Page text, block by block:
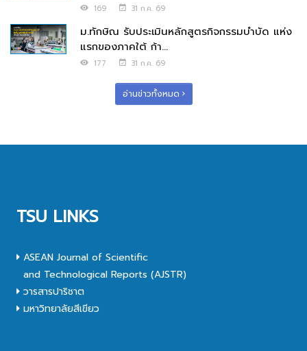
169 31 ก.ค. 69
ม.ทักษิณ รับประเมินหลักสูตรกิจกรรมบำบัด แห่ง
แรกของภาคใต้ ก้า...
177 31 ก.ค. 69
อ่านข่าวทั้งหมด
TSU LINKS
ASEAN Journal of Scientific
and Technological Reports (AJSTR)
วารสารปาริชาต
มหาวิทยาลัยสีเขียว